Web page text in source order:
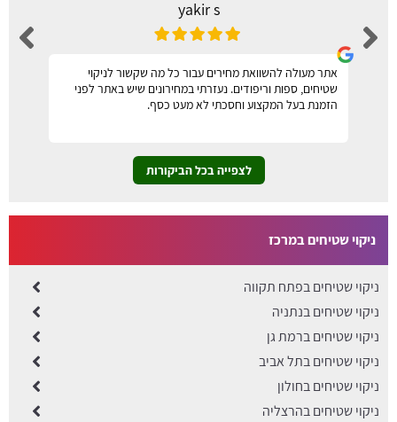
yakir s
אתר מעולה להשוואת מחירים עבור כל מה שקשור לניקוי
שטיחים, ספות וריפודים. נעזרתי במחירונים שיש באתר לפני
הזמנת בעל המקצוע וחסכתי לא מעט כסף.
לצפייה בכל הביקורות
ניקוי שטיחים במרכז
ניקוי שטיחים בפתח תקווה
ניקוי שטיחים בנתניה
ניקוי שטיחים ברמת גן
ניקוי שטיחים בתל אביב
ניקוי שטיחים בחולון
ניקוי שטיחים בהרצליה